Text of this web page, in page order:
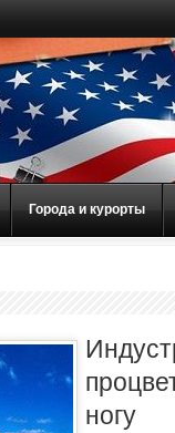
Города и курорты